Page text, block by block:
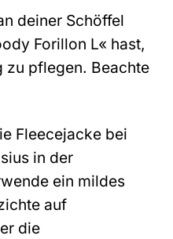
deiner Schöffel
Forillon L« hast,
zu pflegen. Beachte
Fleecejacke bei
in der
ein mildes
auf
die